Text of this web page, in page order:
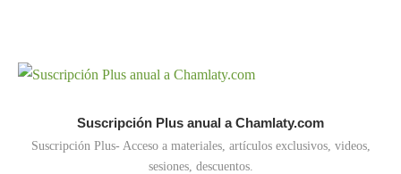
Suscripción Plus anual a Chamlaty.com
Suscripción Plus- Acceso a materiales, artículos exclusivos, videos,
sesiones, descuentos.